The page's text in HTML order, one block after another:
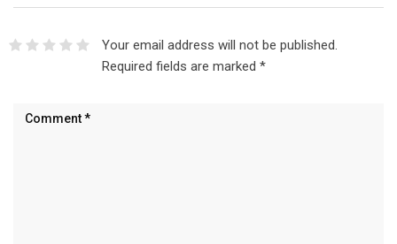
Your email address will not be published.
Required fields are marked *